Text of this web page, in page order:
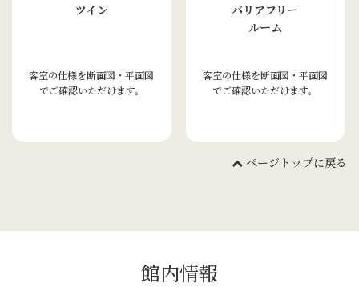
ツイン
客室の仕様を断面図・平面図
でご確認いただけます。
バリアフリー
ルーム
客室の仕様を断面図・平面図
でご確認いただけます。
ページトップに戻る
館内情報